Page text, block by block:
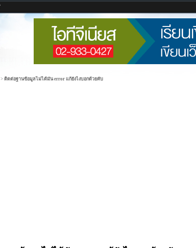
> ติดต่อฐานข้อมูลไม่ได้มัน error แก้ยังไงบอกด้วยคับ